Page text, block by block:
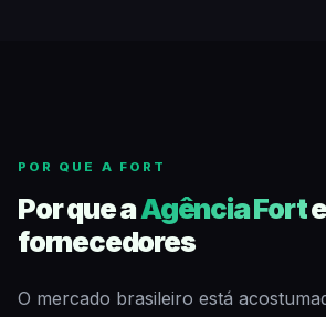
POR QUE A FORT
Por que aAgência Fort
fornecedores
O mercado brasileiro está